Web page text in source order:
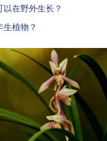
在野外生长？
生植物？